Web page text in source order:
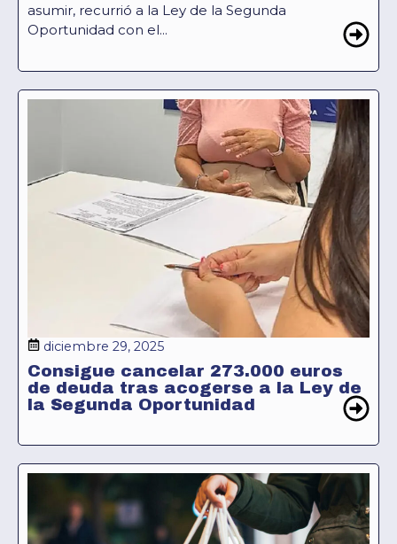
asumir, recurrió a la Ley de la Segunda
Oportunidad con el...
diciembre 29, 2025
Consigue cancelar 273.000 euros
de deuda tras acogerse a la Ley de
la Segunda Oportunidad